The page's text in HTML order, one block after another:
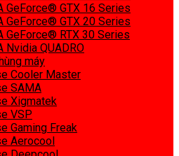
GeForce® GTX 16 Series
GeForce® GTX 20 Series
GeForce® RTX 30 Series
Nvidia QUADRO
máy
Cooler Master
SAMA
Xigmatek
VSP
Gaming Freak
Aerocool